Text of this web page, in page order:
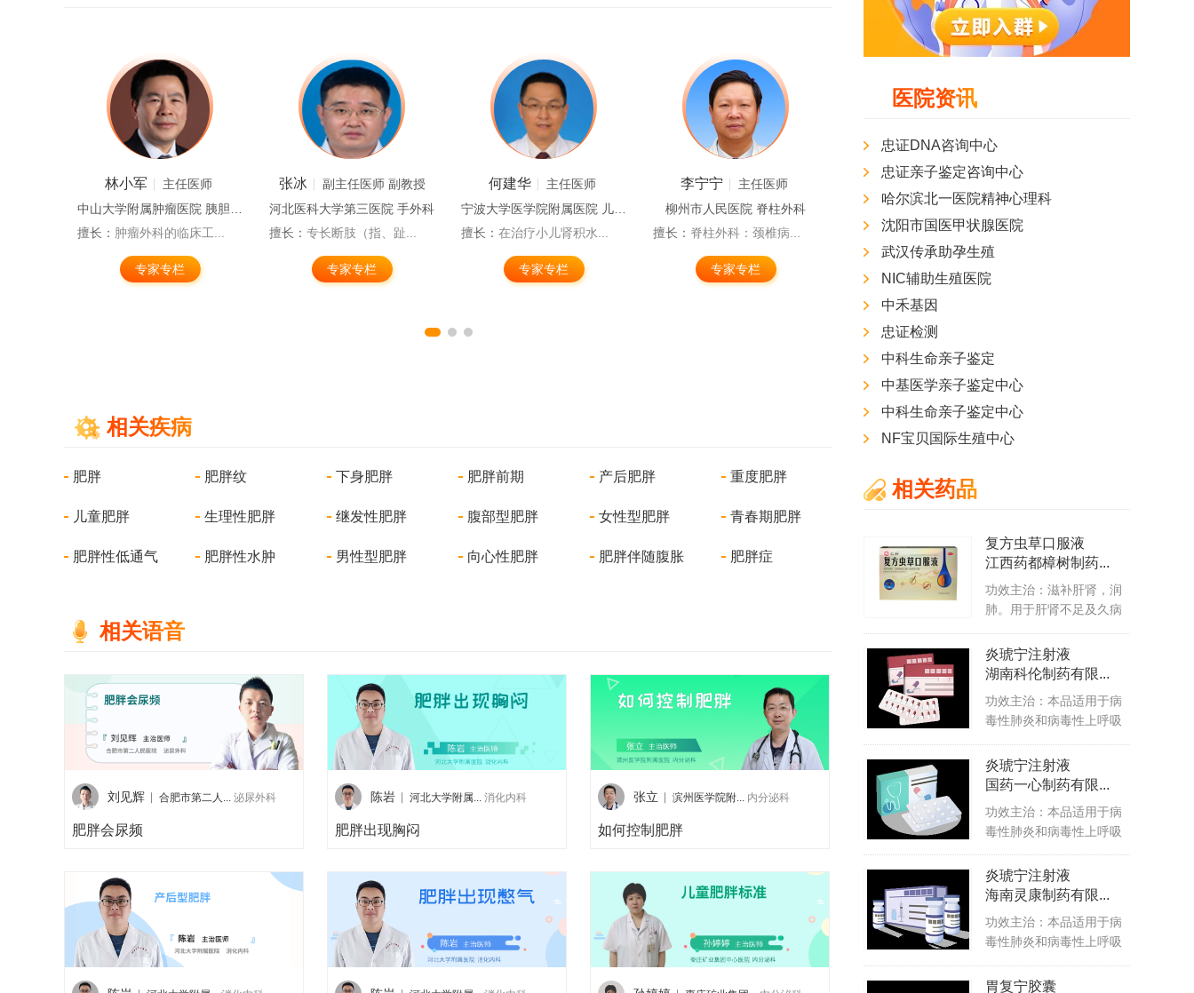
王春 主任医师 教授
擅长： （1）冠心病、高...
专家专栏
邸旭
主任医师
天津市第四中心医院 两腺外科
擅长： 乳腺癌及甲状腺疾...
专家专栏
张乃臣
副主任医师
江苏省苏北人民医院 手足外科
擅长： 手足各类常见病的...
专家专栏
刘星
副主任医师
深圳市福田区中医院 外科
擅长： 擅长胃肠疾病、肝...
专家专栏
肖东波
副主任医师
安康市中心医院 手足显微外科
擅长：擅长脊柱及四肢复...
专家专栏
相关疾病
肥胖 肥胖纹 下身肥胖 肥胖前期 产后肥胖 重度肥胖
儿童肥胖 生理性肥胖 继发性肥胖 腹部型肥胖 女性型肥胖 青春期肥胖
肥胖性低通气 肥胖性水肿 男性型肥胖 向心性肥胖 肥胖伴随腹胀 肥胖症
相关语音
刘见辉 合肥市第二人... 泌尿外科
肥胖会尿频
陈岩 河北大学附属... 消化内科
肥胖出现胸闷
张立 滨州医学院附... 内分泌科
如何控制肥胖
医院资讯
忠证DNA咨询中心
忠证亲子鉴定咨询中心
哈尔滨北一医院精神心理科
沈阳市国医甲状腺医院
武汉传承助孕生殖
NIC辅助生殖医院
中禾基因
忠证检测
中科生命亲子鉴定
中基医学亲子鉴定中心
中科生命亲子鉴定中心
NF宝贝国际生殖中心
相关药品
复方虫草口服液
江西药都樟树制药...
功效主治：滋补肝肾，润
肺。用于肝肾不足及久病
炎琥宁注射液
湖南科伦制药有限...
功效主治：本品适用于病
毒性肺炎和病毒性上呼吸
炎琥宁注射液
国药一心制药有限...
功效主治：本品适用于病
毒性肺炎和病毒性上呼吸
炎琥宁注射液
海南灵康制药有限...
功效主治：本品适用于病
毒性肺炎和病毒性上呼吸
胃复宁胶囊